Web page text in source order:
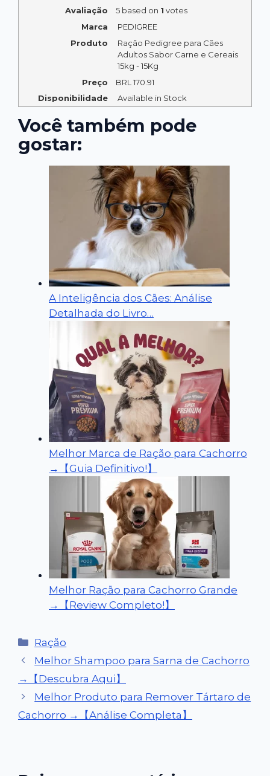
Avaliação
5based on 1 votes
Marca
PEDIGREE
Produto
Ração Pedigree para Cães
Adultos Sabor Carne e Cereais
15kg - 15Kg
Preço
BRL 170.91
Disponibilidade
Available in Stock
Você também pode
gostar:
A Inteligência dos Cães: Análise
Detalhada do Livro…
Melhor Marca de Ração para Cachorro
→【Guia Definitivo!】
Melhor Ração para Cachorro Grande
→【Review Completo!】
Categorias
Ração
Melhor Shampoo para Sarna de Cachorro
→【Descubra Aqui】
Melhor Produto para Remover Tártaro de
Cachorro →【Análise Completa】